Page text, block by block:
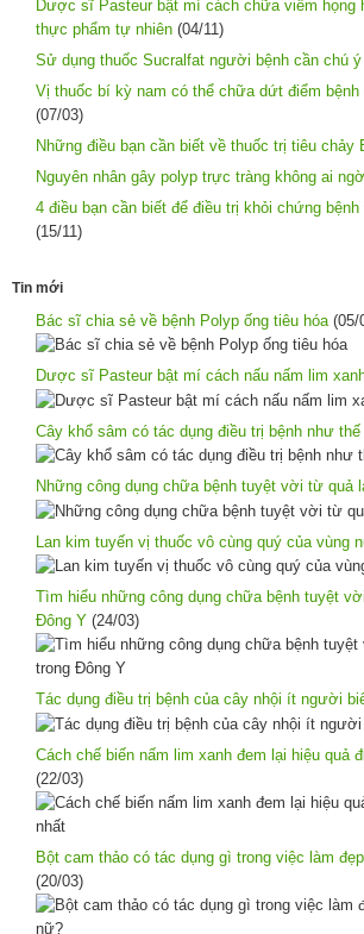
Dược sĩ Pasteur bật mí cách chữa viêm họng
thực phẩm tự nhiên (04/11)
Sử dụng thuốc Sucralfat người bệnh cần chú
Vị thuốc bí kỳ nam có thể chữa dứt điểm
(07/03)
Những điều bạn cần biết về thuốc trị tiêu chảy
Nguyên nhân gây polyp trực tràng không ai
4 điều bạn cần biết để điều trị khỏi chứng
(15/11)
Tin mới
Bác sĩ chia sẻ về bệnh Polyp ống tiêu hóa (05/
Dược sĩ Pasteur bật mí cách nấu nấm lim
Cây khổ sâm có tác dụng điều trị bệnh như thế
Những công dụng chữa bệnh tuyệt vời từ quả
Lan kim tuyến vị thuốc vô cùng quý của vùng
Tìm hiểu những công dụng chữa bệnh tuyệt
Đông Y (24/03)
Tác dụng điều trị bệnh của cây nhội ít người
Cách chế biến nấm lim xanh đem lại hiệu quả
(22/03)
Bột cam thảo có tác dụng gì trong việc làm
(20/03)